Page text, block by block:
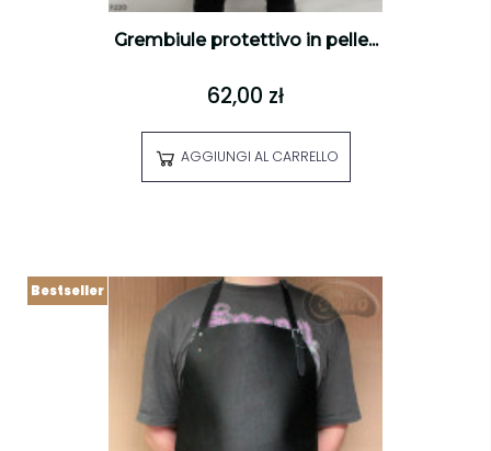
Grembiule protettivo in pelle...
62,00 zł
AGGIUNGI AL CARRELLO
Bestseller